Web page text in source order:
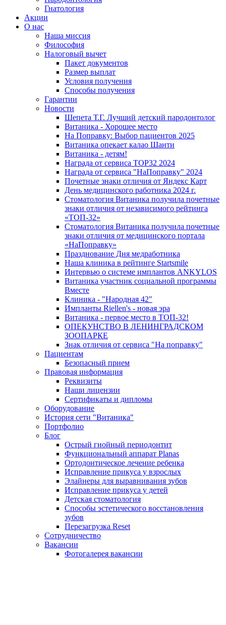
Гнатология
Акции
О нас
Наша миссия
Философия
Налоговый вычет
Пакет документов
Размер выплат
Условия получения
Способы получения
Гарантии
Новости
Шепета Т.Г. Лучший детский пародонтолог
Витаника - Хорошее место
На Поправку: Выбор пациентов 2025
Витаника опекает калао Шанти
Витаника - детям!
Награда от сервиса TOP32 2024
Награда от сервиса "НаПоправку" 2024
Почетные знаки отличия от Яндекс Карт
День медицинского работника 2024 г.
Стоматология Витаника получила почетные
знаки отличия от независимого рейтинга
«ТОП-32»
Стоматология Витаника получила почетные
знаки отличия от медицинского портала
«НаПоправку»
Празднование Дня медработника
Наша клиника в рейтинге Startsmile
Интервью о системе имплантов ANKYLOS
Витаника участник социальной программы
Вместе
Клиника - "Народная 42"
Импланты Riellen's - новая эра
Витаника - первое место в ТОП-32!
ОПЕКУНСТВО В ЛЕНИНГРАДСКОМ
ЗООПАРКЕ
Знак отличия от сервиса "На поправку"
Пациентам
Безопасный прием
Правовая информация
Реквизиты
Наши лицензии
Сертификаты и дипломы
Оборудование
История сети "Витаника"
Портфолио
Блог
Острый гнойный периодонтит
Функциональный аппарат Planas
Ортодонтическое лечение ребенка
Исправление прикуса у взрослых
Элайнеры для выравнивания зубов
Исправление прикуса у детей
Детская стоматология
Способы эстетического восстановления
зубов
Перезагрузка Reset
Сотрудничество
Вакансии
Фотогалерея вакансии